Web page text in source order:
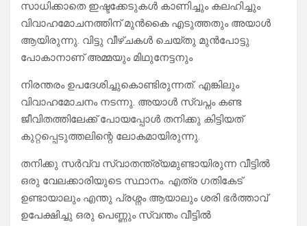
സാധിക്കാതെ ഇഷ്ടക്കേടുകൾ കാണിച്ചും കലഹിച്ചും
വിവാഹമോചനത്തിന് മുൻകൈ എടുത്തതും അയാൾ
ആയിരുന്നു. വിട്ടു വീഴ്ചകൾ ചെയ്തു മുൻപോട്ടു
പോകാനാണ് അമ്മയും മിഥുനേട്ടനും
നിരന്തരം ഉപദേശിച്ചുകൊണ്ടിരുന്നത്. എങ്കിലും
വിവാഹമോചനം നടന്നു. അയാൾ സ്വപ്നം കണ്ട
ജീവിതത്തിലേക്ക് പോയപ്പോൾ തനിക്കു കിട്ടിയത്
കുറ്റപ്പെടുത്തലിന്റെ ലോകമായിരുന്നു.
തനിക്കു സർവ്വ സ്വാതന്ത്ര്യമുണ്ടായിരുന്ന വീട്ടിൽ
ഒരു വേലക്കാരിയുടെ സ്ഥാനം. എത്ര ഗതികേട്
ഉണ്ടായാലും എന്തു പ്രശ്നം ആയാലും ശരി ഭർത്താവ്
ഉപേക്ഷിച്ചു ഒരു പെണ്ണും സ്വന്തം വീട്ടിൽ